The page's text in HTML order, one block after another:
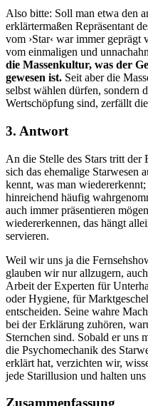
Also bitte: Soll man etwa den
erklärtermaßen Repräsentant
vom ›Star‹ war immer geprägt
vom einmaligen und
die Massenkultur, was der
gewesen ist. Seit aber die
selbst wählen dürfen, sondern
Wertschöpfung sind, zerfällt
3. Antwort
An die Stelle des Stars tritt der
sich das ehemalige Starwesen
kennt, was man
hinreichend häufig
auch immer präsentieren
wiedererkennen, das hängt
servieren.
Weil wir uns ja die
glauben wir nur allzugern,
Arbeit der Experten für
oder Hygiene, für
entscheiden. Seine wahre
bei der Erklärung zuhören,
Sternchen sind. Sobald er uns
die Psychomechanik des
erklärt hat, verzichten wir,
jede Starillusion und halten